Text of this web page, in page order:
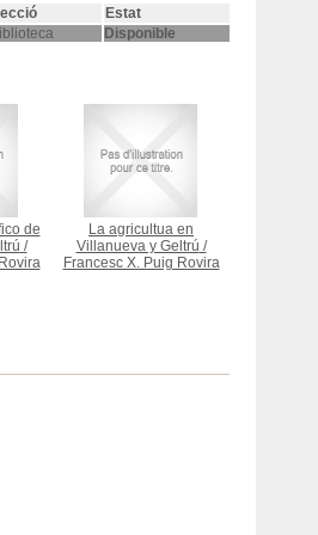
Estat
Disponible
de
/
La agricultua en
Villanueva y Geltrú /
Francesc X. Puig Rovira